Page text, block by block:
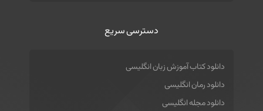
دسترسی سریع
دانلود کتاب آموزش زبان انگلیسی
دانلود رمان انگلیسی
دانلود مجله انگلیسی